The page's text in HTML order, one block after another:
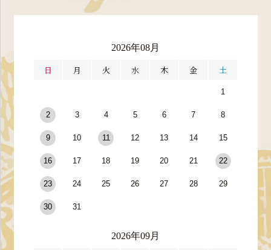
2026年08月
日 月 火 水 木 金 土
1
2 3 4 5 6 7 8
9 10 11 12 13 14 15
16 17 18 19 20 21 22
23 24 25 26 27 28 29
30 31
2026年09月